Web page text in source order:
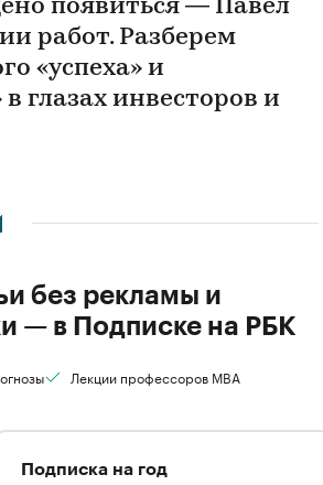
появиться — Павел
работ. Разберем
«успеха» и
глазах инвесторов и
без рекламы и
— в Подписке на РБК
Лекции профессоров MBA
Подписка на год